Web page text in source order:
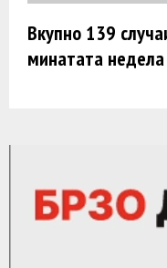
Вкупно 139
минатата недела